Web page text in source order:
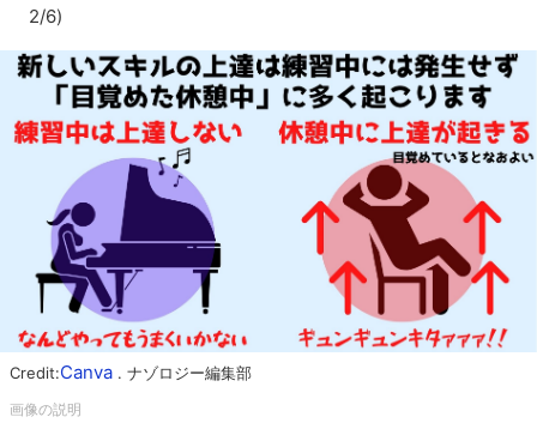
2/6)
Credit:Canva . ナゾロジー編集部